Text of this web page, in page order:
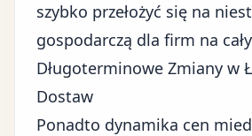
szybko przełożyć się na
gospodarczą dla firm na
Długoterminowe Zmiany w
Dostaw
Ponadto dynamika cen